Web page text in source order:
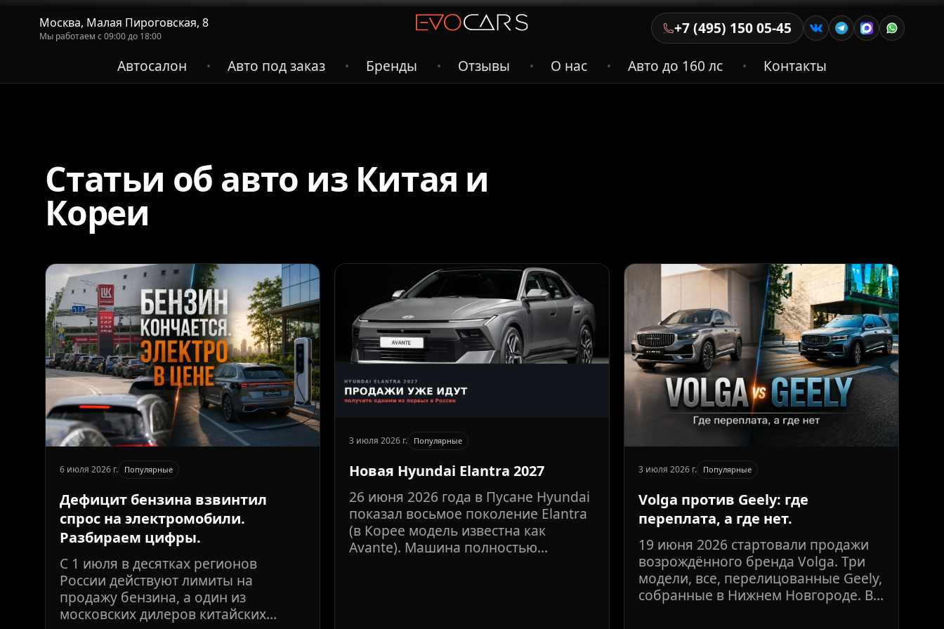
Москва, Малая Пироговская, 8
Мы работаем с 09:00 до 18:00
+7 (495) 150 05-45
Автосалон
• Авто под заказ • Бренды • Отзывы • О нас • Авто до 160 лс • Контакты
Статьи об авто из Китая и
Кореи
6 июля 2026 г. Популярные
Дефицит бензина взвинтил
спрос на электромобили.
Разбираем цифры.
С 1 июля в десятках регионов
России действуют лимиты на
продажу бензина, а один из
московских дилеров китайских
3 июля 2026 г. Популярные
Новая Hyundai Elantra 2027
26 июня 2026 года в Пусане Hyundai
показал восьмое поколение Elantra
(в Корее модель известна как
Avante). Машина полностью
3 июля 2026 г. Популярные
Volga против Geely: где
переплата, а где нет.
19 июня 2026 стартовали продажи
возрождённого бренда Volga. Три
модели, все, перелицованные Geely,
собранные в Нижнем Новгороде. В